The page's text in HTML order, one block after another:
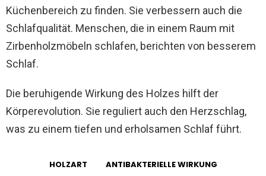
Küchenbereich zu finden. Sie verbessern auch die
Schlafqualität. Menschen, die in einem Raum mit
Zirbenholzmöbeln schlafen, berichten von besserem
Schlaf.
Die beruhigende Wirkung des Holzes hilft der
Körperevolution. Sie reguliert auch den Herzschlag,
was zu einem tiefen und erholsamen Schlaf führt.
HOLZART ANTIBAKTERIELLE WIRKUNG